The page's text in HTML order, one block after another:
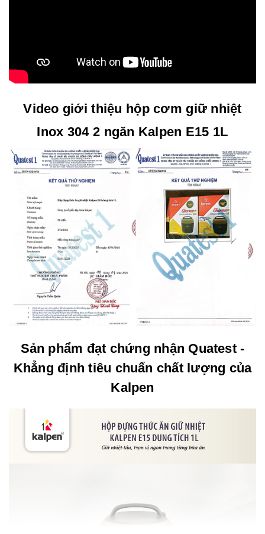
Video giới thiệu hộp cơm giữ nhiệt
Inox 304 2 ngăn Kalpen E15 1L
Sản phẩm đạt chứng nhận Quatest -
Khẳng định tiêu chuẩn chất lượng của
Kalpen